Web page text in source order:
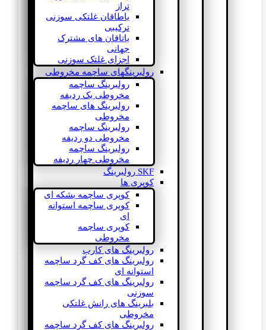
تراز
یاطاقان غلتکی سوزنی
ترکیبی
یاتاقان های مشترک
جهانی
اجزای غلتک سوزنی
رولبرینگهای ساچمه مخروطی
رولبرینگ ساچمه
مخروطی یک ردیفه
رولبرینگ های ساچمه
مخروطی
رولبرینگ ساچمه
مخروطی دو ردیفه
رولبرینگ ساچمه
مخروطی چهار ردیفه
SKF رولبرینگ
کوپری ها
کوپری ساچمه بشکه ای
کوپری ساچمه استوانه
ای
کوپری ساچمه
مخروطی
رولبرینگ های کارب
رولبرینگ های کف گرد ساچمه
استوانه ای
رولبرینگ های کف گرد ساچمه
سوزنی
بلبرینگ های رانش غلتکی
مخروطی
رولبرینگ های کف گرد ساچمه